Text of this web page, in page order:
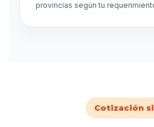
provincias según tu
Cotización